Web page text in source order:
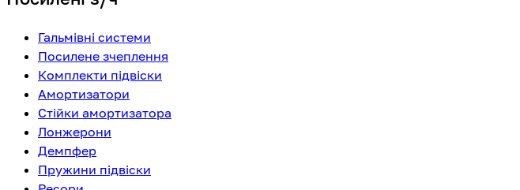
Гальмівні системи
Посилене зчеплення
Комплекти підвіски
Амортизатори
Стійки амортизатора
Лонжерони
Демпфер
Пружини підвіски